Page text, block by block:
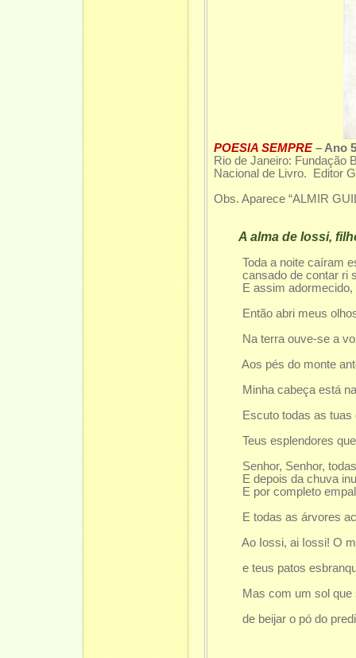
POESIA SEMPRE – Ano
Rio de Janeiro: Fundação
Nacional de Livro. Editor
Obs. Aparece “ALMIR
A alma de Iossi,
Toda a noite caíram
cansado de contar ri
E assim adormecido, e
Então abri meus olhos
Na terra ouve-se a voz
Aos pés do monte
Minha cabeça está nas
Escuto todas as tuas
Teus esplendores que
Senhor, Senhor, todas
E depois da chuva
E por completo
E todas as árvores
Ao Iossi, ai Iossi! O
e teus patos
Mas com um sol que
de beijar o pó do